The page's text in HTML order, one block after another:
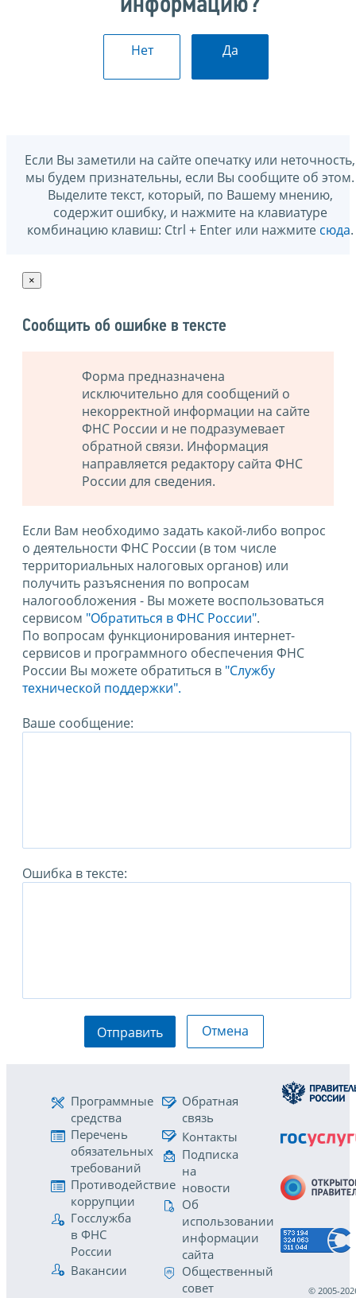
информацию?
Нет Да
Если Вы заметили на сайте опечатку или неточность,
мы будем признательны, если Вы сообщите об этом.
Выделите текст, который, по Вашему мнению,
содержит ошибку, и нажмите на клавиатуре
комбинацию клавиш: Ctrl + Enter или нажмите сюда.
×
Сообщить об ошибке в тексте
Форма предназначена
исключительно для сообщений о
некорректной информации на сайте
ФНС России и не подразумевает
обратной связи. Информация
направляется редактору сайта ФНС
России для сведения.
Если Вам необходимо задать какой-либо вопрос
о деятельности ФНС России (в том числе
территориальных налоговых органов) или
получить разъяснения по вопросам
налогообложения - Вы можете воспользоваться
сервисом "Обратиться в ФНС России".
По вопросам функционирования интернет-
сервисов и программного обеспечения ФНС
России Вы можете обратиться в "Службу
технической поддержки".
Ваше сообщение:
Ошибка в тексте:
Отправить Отмена
Программные
средства
Перечень
обязательных
требований
Противодействие
коррупции
Госслужба
в ФНС
России
Вакансии
Обратная
связь
Контакты
Подписка
на
новости
Об
использовании
информации
сайта
Общественный
совет
© 2005-